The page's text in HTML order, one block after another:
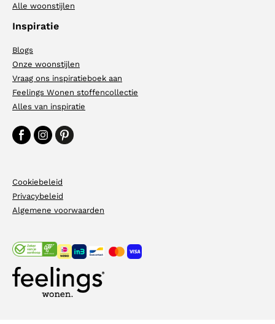
Alle woonstijlen
Inspiratie
Blogs
Onze woonstijlen
Vraag ons inspiratieboek aan
Feelings Wonen stoffencollectie
Alles van inspiratie
Cookiebeleid
Privacybeleid
Algemene voorwaarden